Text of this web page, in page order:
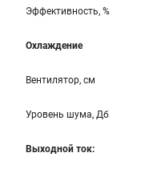
Эффективность, %
Охлаждение
Вентилятор, см
Уровень шума, Дб
Выходной ток: